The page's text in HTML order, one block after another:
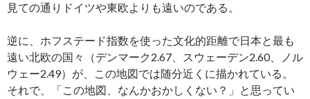
見ての通りドイツや東欧よりも遠いのである。
逆に、ホフステード指数を使った文化的距離で日本と最も
遠い北欧の国々（デンマーク2.67、スウェーデン2.60、ノル
ウェー2.49）が、この地図では随分近くに描かれている。
それで、「この地図、なんかおかしくない？」と思ってい